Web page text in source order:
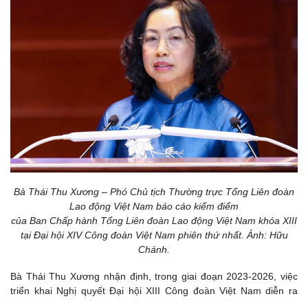
Bà Thái Thu Xương – Phó Chủ tịch Thường trực Tổng Liên đoàn
Lao động Việt Nam báo cáo kiểm điểm
của Ban Chấp hành Tổng Liên đoàn Lao động Việt Nam khóa XIII
tại Đại hội XIV Công đoàn Việt Nam phiên thứ nhất. Ảnh: Hữu
Chánh.
Bà Thái Thu Xương nhận định, trong giai đoạn 2023-2026, việc
triển khai Nghị quyết Đại hội XIII Công đoàn Việt Nam diễn ra